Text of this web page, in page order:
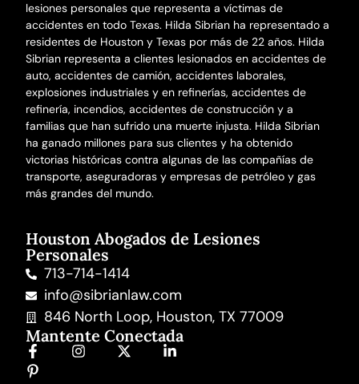
lesiones personales que representa a víctimas de
accidentes en todo Texas. Hilda Sibrian ha representado a
residentes de Houston y Texas por más de 22 años. Hilda
Sibrian representa a clientes lesionados enaccidentes de
auto,accidentes de camión,accidentes laborales,
explosiones industriales y en refinerías,accidentes de
refinería, incendios,accidentes de construcción y a
familias que han sufrido una muerte injusta. Hilda Sibrian
ha ganado millones para sus clientes y ha obtenido
victorias históricas contra algunas de las compañías de
transporte, aseguradoras y empresas de petróleo y gas
más grandes del mundo.
Houston Abogados de Lesiones
Personales
713-714-1414
info@sibrianlaw.com
846 North Loop, Houston, TX 77009
Mantente Conectada